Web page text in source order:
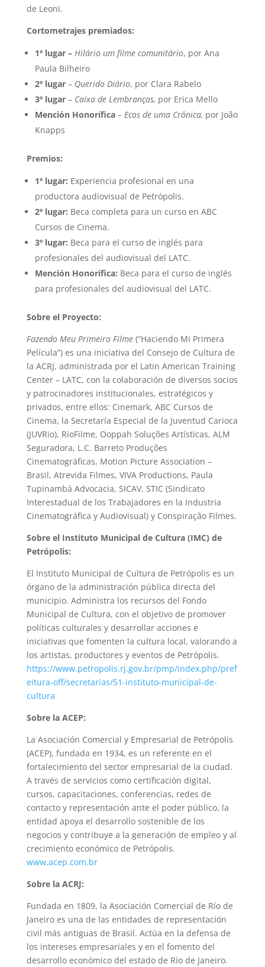
de Leoni.
Cortometrajes premiados:
1º lugar – Hilário um filme comunitário, por Ana
Paula Bilheiro
2º lugar– Querido Diário, por Clara Rabelo
3º lugar– Caixa de Lembranças, por Erica Mello
Mención Honorífica– Ecos de uma Crônica, por João
Knapps
Premios:
1º lugar: Experiencia profesional en una
productora audiovisual de Petrópolis.
2º lugar: Beca completa para un curso en ABC
Cursos de Cinema.
3º lugar: Beca para el curso de inglés para
profesionales del audiovisual del LATC.
Mención Honorífica: Beca para el curso de inglés
para profesionales del audiovisual del LATC.
Sobre el Proyecto:
Fazendo Meu Primeiro Filme(“Haciendo Mi Primera
Película”) es una iniciativa del Consejo de Cultura de
la ACRJ, administrada por el Latin American Training
Center – LATC, con la colaboración de diversos socios
y patrocinadores institucionales, estratégicos y
privados, entre ellos: Cinemark, ABC Cursos de
Cinema, la Secretaría Especial de la Juventud Carioca
(JUVRio), RioFilme, Ooppah Soluções Artísticas, ALM
Seguradora, L.C. Barreto Produções
Cinematográficas, Motion Picture Association –
Brasil, Atrevida Filmes, VIVA Productions, Paula
Tupinambá Advocacia, SICAV, STIC (Sindicato
Interestadual de los Trabajadores en la Industria
Cinematográfica y Audiovisual) y Conspiração Filmes.
Sobre el Instituto Municipal de Cultura (IMC) de
Petrópolis:
El Instituto Municipal de Cultura de Petrópolis es un
órgano de la administración pública directa del
municipio. Administra los recursos del Fondo
Municipal de Cultura, con el objetivo de promover
políticas culturales y desarrollar acciones e
iniciativas que fomenten la cultura local, valorando a
los artistas, productores y eventos de Petrópolis.
https://www.petropolis.rj.gov.br/pmp/index.php/pref
eitura-off/secretarias/51-instituto-municipal-de-
cultura
Sobre la ACEP:
La Asociación Comercial y Empresarial de Petrópolis
(ACEP), fundada en 1934, es un referente en el
fortalecimiento del sector empresarial de la ciudad.
A través de servicios como certificación digital,
cursos, capacitaciones, conferencias, redes de
contacto y representación ante el poder público, la
entidad apoya el desarrollo sostenible de los
negocios y contribuye a la generación de empleo y al
crecimiento económico de Petrópolis.
www.acep.com.br
Sobre la ACRJ:
Fundada en 1809, la Asociación Comercial de Río de
Janeiro es una de las entidades de representación
civil más antiguas de Brasil. Actúa en la defensa de
los intereses empresariales y en el fomento del
desarrollo económico del estado de Río de Janeiro.